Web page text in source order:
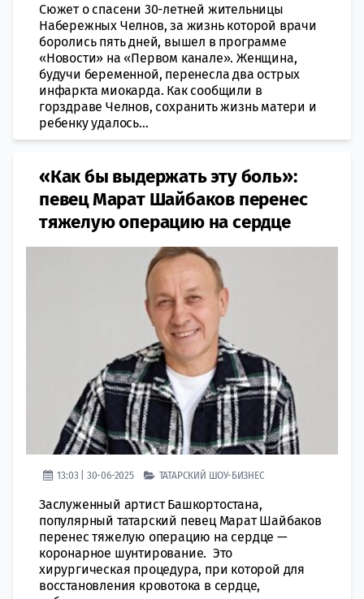
Сюжет о спасени 30-летней жительницы
Набережных Челнов, за жизнь которой врачи
боролись пять дней, вышел в программе
«Новости» на «Первом канале». Женщина,
будучи беременной, перенесла два острых
инфаркта миокарда. Как сообщили в
горздраве Челнов, сохранить жизнь матери и
ребенку удалось...
«Как бы выдержать эту боль»:
певец Марат Шайбаков перенес
тяжелую операцию на сердце
13:03 | 30-06-2025 ТАТАРСКИЙ ШОУ-БИЗНЕС
Заслуженный артист Башкортостана,
популярный татарский певец Марат Шайбаков
перенес тяжелую операцию на сердце —
коронарное шунтирование. Это
хирургическая процедура, при которой для
восстановления кровотока в сердце,